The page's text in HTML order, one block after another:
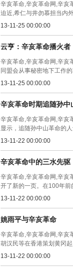
辛亥革命,辛亥革命网,辛亥
迫近,希仁与井勿慕担当内
13-11-25 00:00:00
云亨：辛亥革命播火者
辛亥革命,辛亥革命网,辛亥
同盟会从事秘密地下工作
13-11-25 00:00:00
辛亥革命时期追随孙中
辛亥革命,辛亥革命网,辛亥
显示，追随孙中山革命的
13-11-22 00:00:00
辛亥革命中的三水先驱
辛亥革命,辛亥革命网,辛亥
开了新的一页。在100年
13-11-22 00:00:00
姚雨平与辛亥革命
辛亥革命,辛亥革命网,辛亥
胡汉民等在香港策划黄冈
13-11-22 00:00:00